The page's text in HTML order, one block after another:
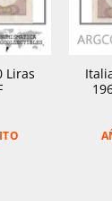
Liras